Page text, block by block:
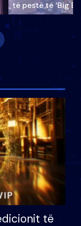
të pestë të ‘Big
të